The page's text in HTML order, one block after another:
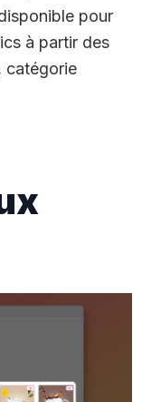
pour
à partir des
catégorie